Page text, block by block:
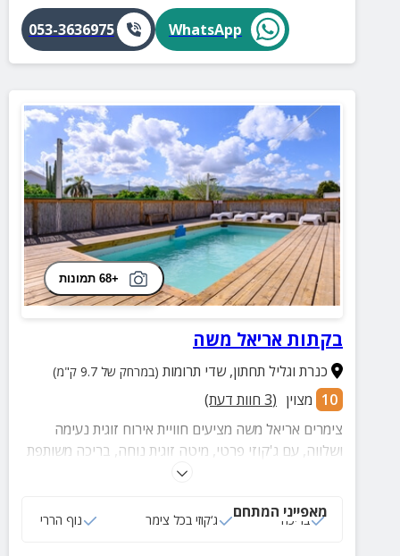
WhatsApp
053-3636975
+68 תמונות
בקתות אריאל משה
כנרת וגליל תחתון,שדי תרומות (במרחק של 9.7 ק"מ)
10 מצוין (
3 חוות דעת)
צימרים אריאל משה מציעים חוויית אירוח זוגית נעימה
ושלווה, עם ג'קוזי פרטי, מיטה זוגית נוחה, בריכה משותפת
ונוף לגלבוע – מושלם לזוגות שרוצים להתנתק מהשגרה
מאפייני המתחם
בריכה ג‘קוזי בכל צימר נוף הררי